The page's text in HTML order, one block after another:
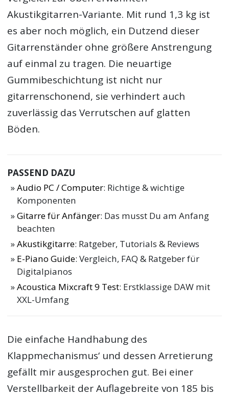
Akustikgitarren-Variante. Mit rund 1,3 kg ist
es aber noch möglich, ein Dutzend dieser
Gitarrenständer ohne größere Anstrengung
auf einmal zu tragen. Die neuartige
Gummibeschichtung ist nicht nur
gitarrenschonend, sie verhindert auch
zuverlässig das Verrutschen auf glatten
Böden.
PASSEND DAZU
Audio PC / Computer: Richtige & wichtige
Komponenten
Gitarre für Anfänger: Das musst Du am Anfang
beachten
Akustikgitarre: Ratgeber, Tutorials & Reviews
E-Piano Guide: Vergleich, FAQ & Ratgeber für
Digitalpianos
Acoustica Mixcraft 9 Test: Erstklassige DAW mit
XXL-Umfang
Die einfache Handhabung des
Klappmechanismus‘ und dessen Arretierung
gefällt mir ausgesprochen gut. Bei einer
Verstellbarkeit der Auflagebreite von 185 bis